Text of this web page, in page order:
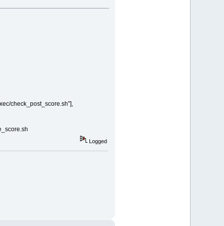
check_post_score.sh"],
Logged